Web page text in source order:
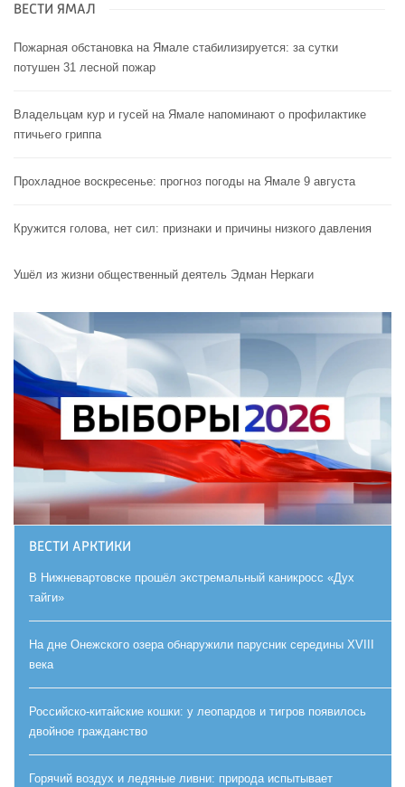
ВЕСТИ ЯМАЛ
Пожарная обстановка на Ямале стабилизируется: за сутки
потушен 31 лесной пожар
Владельцам кур и гусей на Ямале напоминают o профилактике
птичьего гриппа
Прохладное воскресенье: прогноз погоды на Ямале 9 августа
Кружится голова, нет сил: признаки и причины низкого давления
Ушёл из жизни общественный деятель Эдман Неркаги
ВЕСТИ АРКТИКИ
В Нижневартовске прошёл экстремальный каникросс «Дух
тайги»
На дне Онежского озера обнаружили парусник середины XVIII
века
Российско-китайские кошки: у леопардов и тигров появилось
двойное гражданство
Горячий воздух и ледяные ливни: природа испытывает